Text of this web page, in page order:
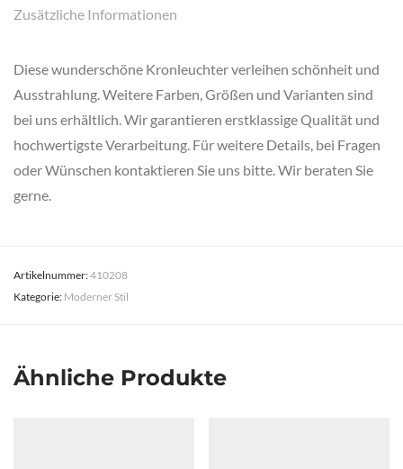
Zusätzliche Informationen
Diese wunderschöne Kronleuchter verleihen schönheit und
Ausstrahlung. Weitere Farben, Größen und Varianten sind
bei uns erhältlich. Wir garantieren erstklassige Qualität und
hochwertigste Verarbeitung. Für weitere Details, bei Fragen
oder Wünschen kontaktieren Sie uns bitte. Wir beraten Sie
gerne.
Artikelnummer:410208
Kategorie: Moderner Stil
Ähnliche Produkte